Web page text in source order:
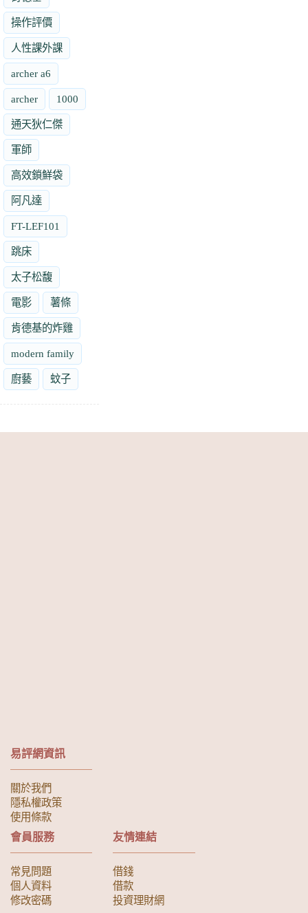
操作評價
人性課外課
archer a6
archer 1000
通天狄仁傑
軍師
高效鎖鮮袋
阿凡達
FT-LEF101
跳床
太子松馥
電影 薯條
肯德基的炸雞
modern family
廚藝 蚊子
易評網資訊
關於我們
隱私權政策
使用條款
會員服務
常見問題
個人資料
修改密碼
友情連結
借錢
借款
投資理財網